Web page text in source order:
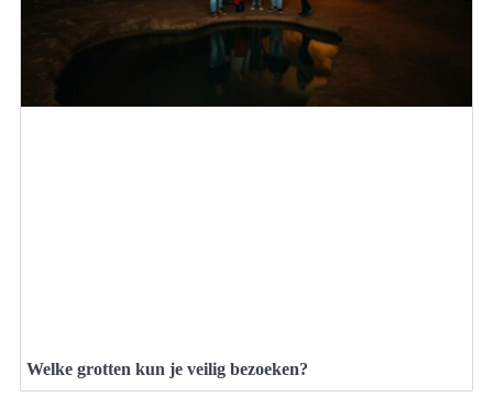
Welke grotten kun je veilig bezoeken?